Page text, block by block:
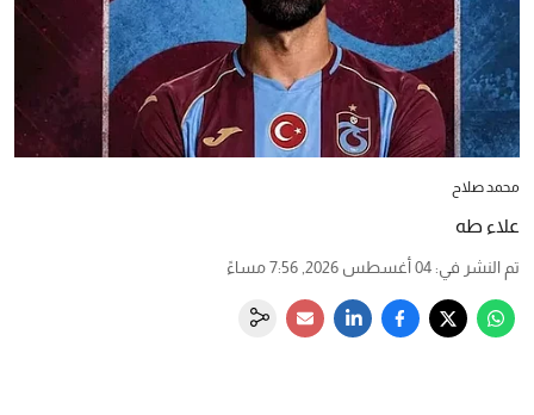
محمد صلاح
علاء طه
تم النشر في: 04 أغسطس 2026, 7:56 مساءً